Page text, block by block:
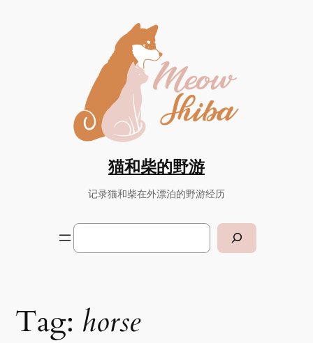
猫和柴的野游
记录猫和柴在外漂泊的野游经历
Search
Tag: horse